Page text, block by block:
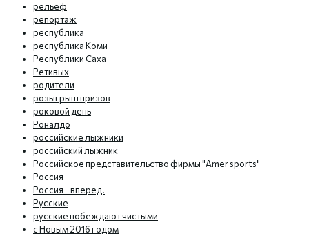
рельеф
репортаж
республика
республика Коми
Республики Саха
Ретивых
родители
розыгрыш призов
роковой день
Роналдо
российские лыжники
российский лыжник
Российское представительство фирмы "Amer sports"
Россия
Россия - вперед!
Русские
русские побеждают чистыми
с Новым 2016 годом